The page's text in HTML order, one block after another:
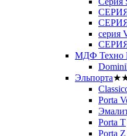
серия
МДФ Техно
Эльпорта
Porta
Porta T
Porta Z